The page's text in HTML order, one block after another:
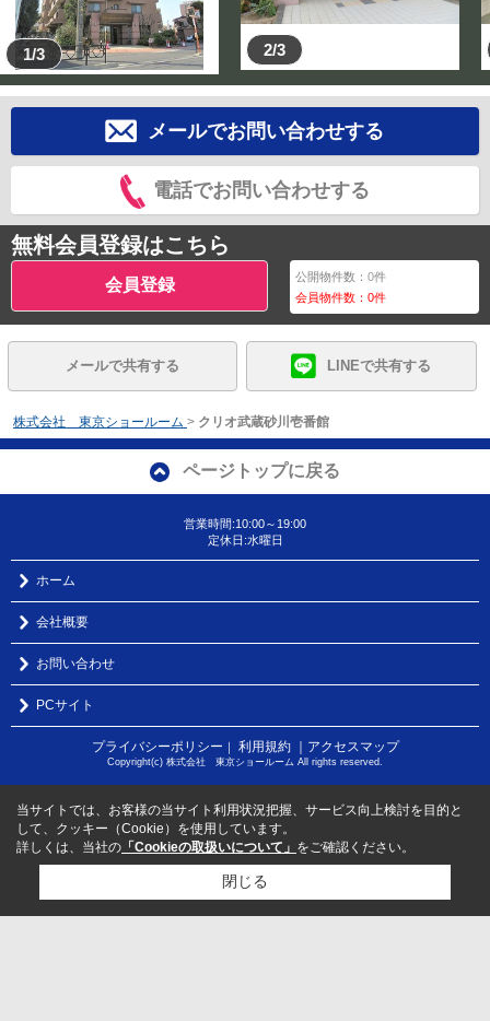
1/3 2/3
メールでお問い合わせする
電話でお問い合わせする
無料会員登録はこちら
会員登録 公開物件数：0件
会員物件数：0件
メールで共有する LINEで共有する
株式会社 東京ショールーム > クリオ武蔵砂川壱番館
ページトップに戻る
営業時間:10:00～19:00
定休日:水曜日
ホーム
会社概要
お問い合わせ
PCサイト
プライバシーポリシー ｜ 利用規約 ｜アクセスマップ
Copyright(c) 株式会社 東京ショールーム All rights reserved.
当サイトでは、お客様の当サイト利用状況把握、サービス向上検討を目的と
して、クッキー（Cookie）を使用しています。
詳しくは、当社の 「Cookieの取扱いについて」 をご確認ください。
閉じる